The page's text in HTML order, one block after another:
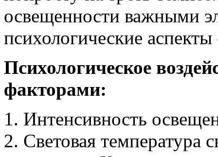
освещенности важными
психологические аспекты
Психологическое
факторами:
Интенсивность
Световая температура